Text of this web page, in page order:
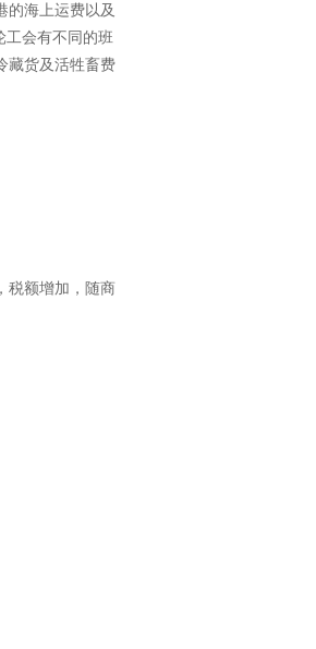
的海上运费以及
工会有不同的班
藏货及活牲畜费
税额增加，随商